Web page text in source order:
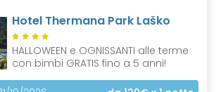
Hotel Thermana Park Laško
HALLOWEEN e OGNISSANTI alle terme
con bimbi GRATIS fino a 5 anni!